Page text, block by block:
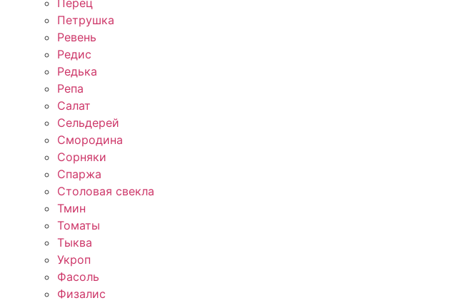
Перец
Петрушка
Ревень
Редис
Редька
Репа
Салат
Сельдерей
Смородина
Сорняки
Спаржа
Столовая свекла
Тмин
Томаты
Тыква
Укроп
Фасоль
Физалис